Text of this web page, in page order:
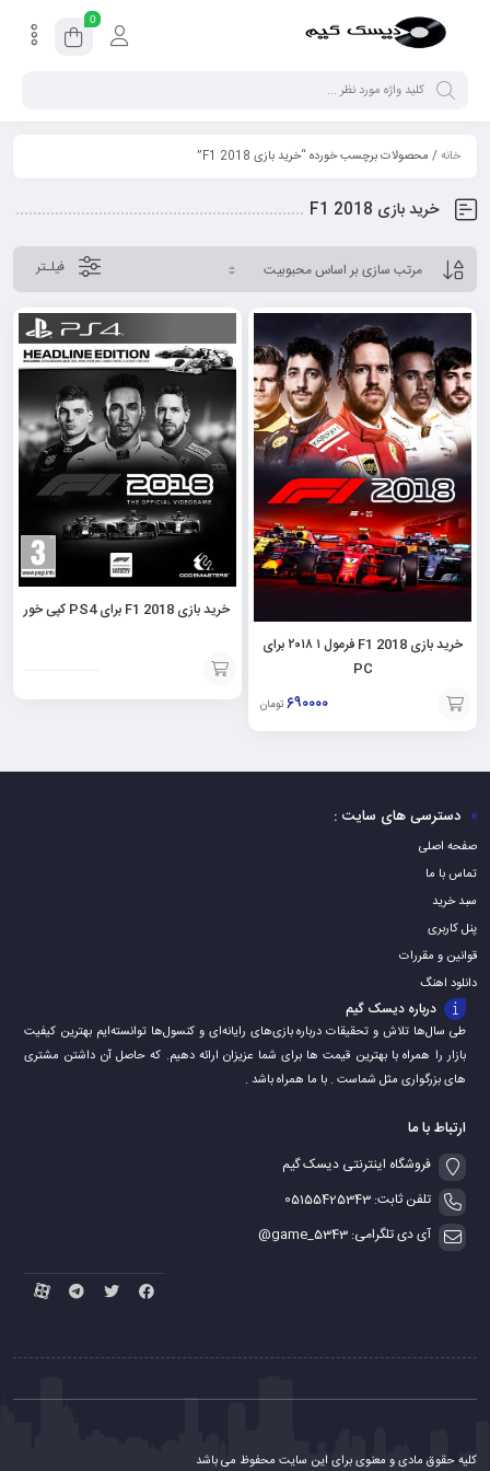
0
خانه/ محصولات برچسب خورده “خرید بازی F1 2018”
خرید بازی F1 2018
فیلـتر
خرید بازی F1 2018 فرمول ۱ ۲۰۱۸ برای
PC
۶۹۰۰۰۰ تومان
افزودن
به
خرید بازی F1 2018 برای PS4 کپی خور
افزودن
سبد
دسترسی های سایت :
صفحه اصلی
تماس با ما
سبد خرید
پنل کاربری
قوانین و مقررات
دانلود اهنگ
درباره دیسک گیم
طی سال‌ها تلاش و تحقیقات درباره بازی‌های رایانه‌ای و کنسول‌ها توانسته‌ایم بهترین کیفیت
بازار را همراه با بهترین قیمت ها برای شما عزیزان ارائه دهیم. که حاصل آن داشتن مشتری
های بزرگواری مثل شماست . با ما همراه باشد .
ارتباط با ما
فروشگاه اینترنتی دیسک گیم
تلفن ثابت: 05155425343
آی دی تلگرامی: game_5343@
کلیه حقوق مادی و معنوی برای این سایت محفوظ می باشد